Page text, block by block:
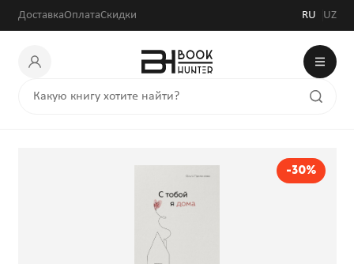
ДоставкаОплатаСкидки RU UZ
-30%